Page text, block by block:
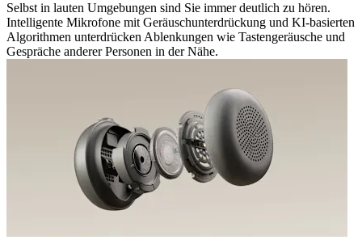
Selbst in lauten Umgebungen sind Sie immer deutlich zu hören.
Intelligente Mikrofone mit Geräuschunterdrückung und KI-basierten
Algorithmen unterdrücken Ablenkungen wie Tastengeräusche und
Gespräche anderer Personen in der Nähe.